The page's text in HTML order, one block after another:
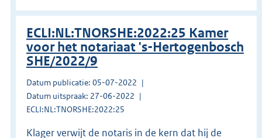
ECLI:NL:TNORSHE:2022:25 Kamer
voor het notariaat 's-Hertogenbosch
SHE/2022/9
Datum publicatie: 05-07-2022
Datum uitspraak: 27-06-2022
ECLI:NL:TNORSHE:2022:25
Klager verwijt de notaris in de kern dat hij de